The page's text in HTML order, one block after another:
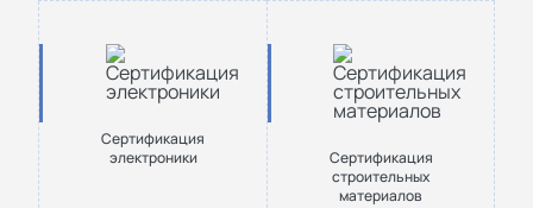
Сертификация
электроники
Сертификация
строительных
материалов